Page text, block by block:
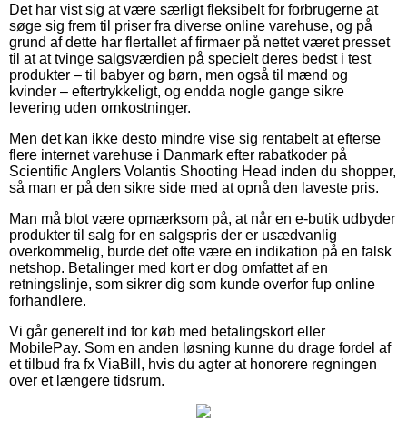
Det har vist sig at være særligt fleksibelt for forbrugerne at
søge sig frem til priser fra diverse online varehuse, og på
grund af dette har flertallet af firmaer på nettet været presset
til at at tvinge salgsværdien på specielt deres bedst i test
produkter – til babyer og børn, men også til mænd og
kvinder – eftertrykkeligt, og endda nogle gange sikre
levering uden omkostninger.
Men det kan ikke desto mindre vise sig rentabelt at efterse
flere internet varehuse i Danmark efter rabatkoder på
Scientific Anglers Volantis Shooting Head inden du shopper,
så man er på den sikre side med at opnå den laveste pris.
Man må blot være opmærksom på, at når en e-butik udbyder
produkter til salg for en salgspris der er usædvanlig
overkommelig, burde det ofte være en indikation på en falsk
netshop. Betalinger med kort er dog omfattet af en
retningslinje, som sikrer dig som kunde overfor fup online
forhandlere.
Vi går generelt ind for køb med betalingskort eller
MobilePay. Som en anden løsning kunne du drage fordel af
et tilbud fra fx ViaBill, hvis du agter at honorere regningen
over et længere tidsrum.